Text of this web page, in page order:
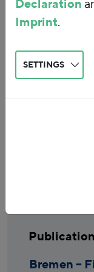
Bremen –
Declaration
Imprint.
SETTINGS